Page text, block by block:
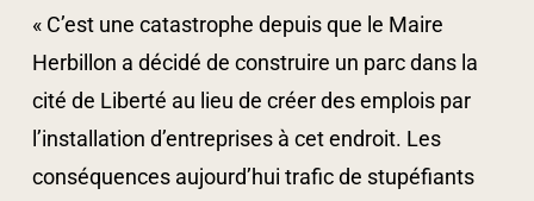
« C’est une catastrophe depuis que le Maire
Herbillon a décidé de construire un parc dans la
cité de Liberté au lieu de créer des emplois par
l’installation d’entreprises à cet endroit. Les
conséquences aujourd’hui trafic de stupéfiants